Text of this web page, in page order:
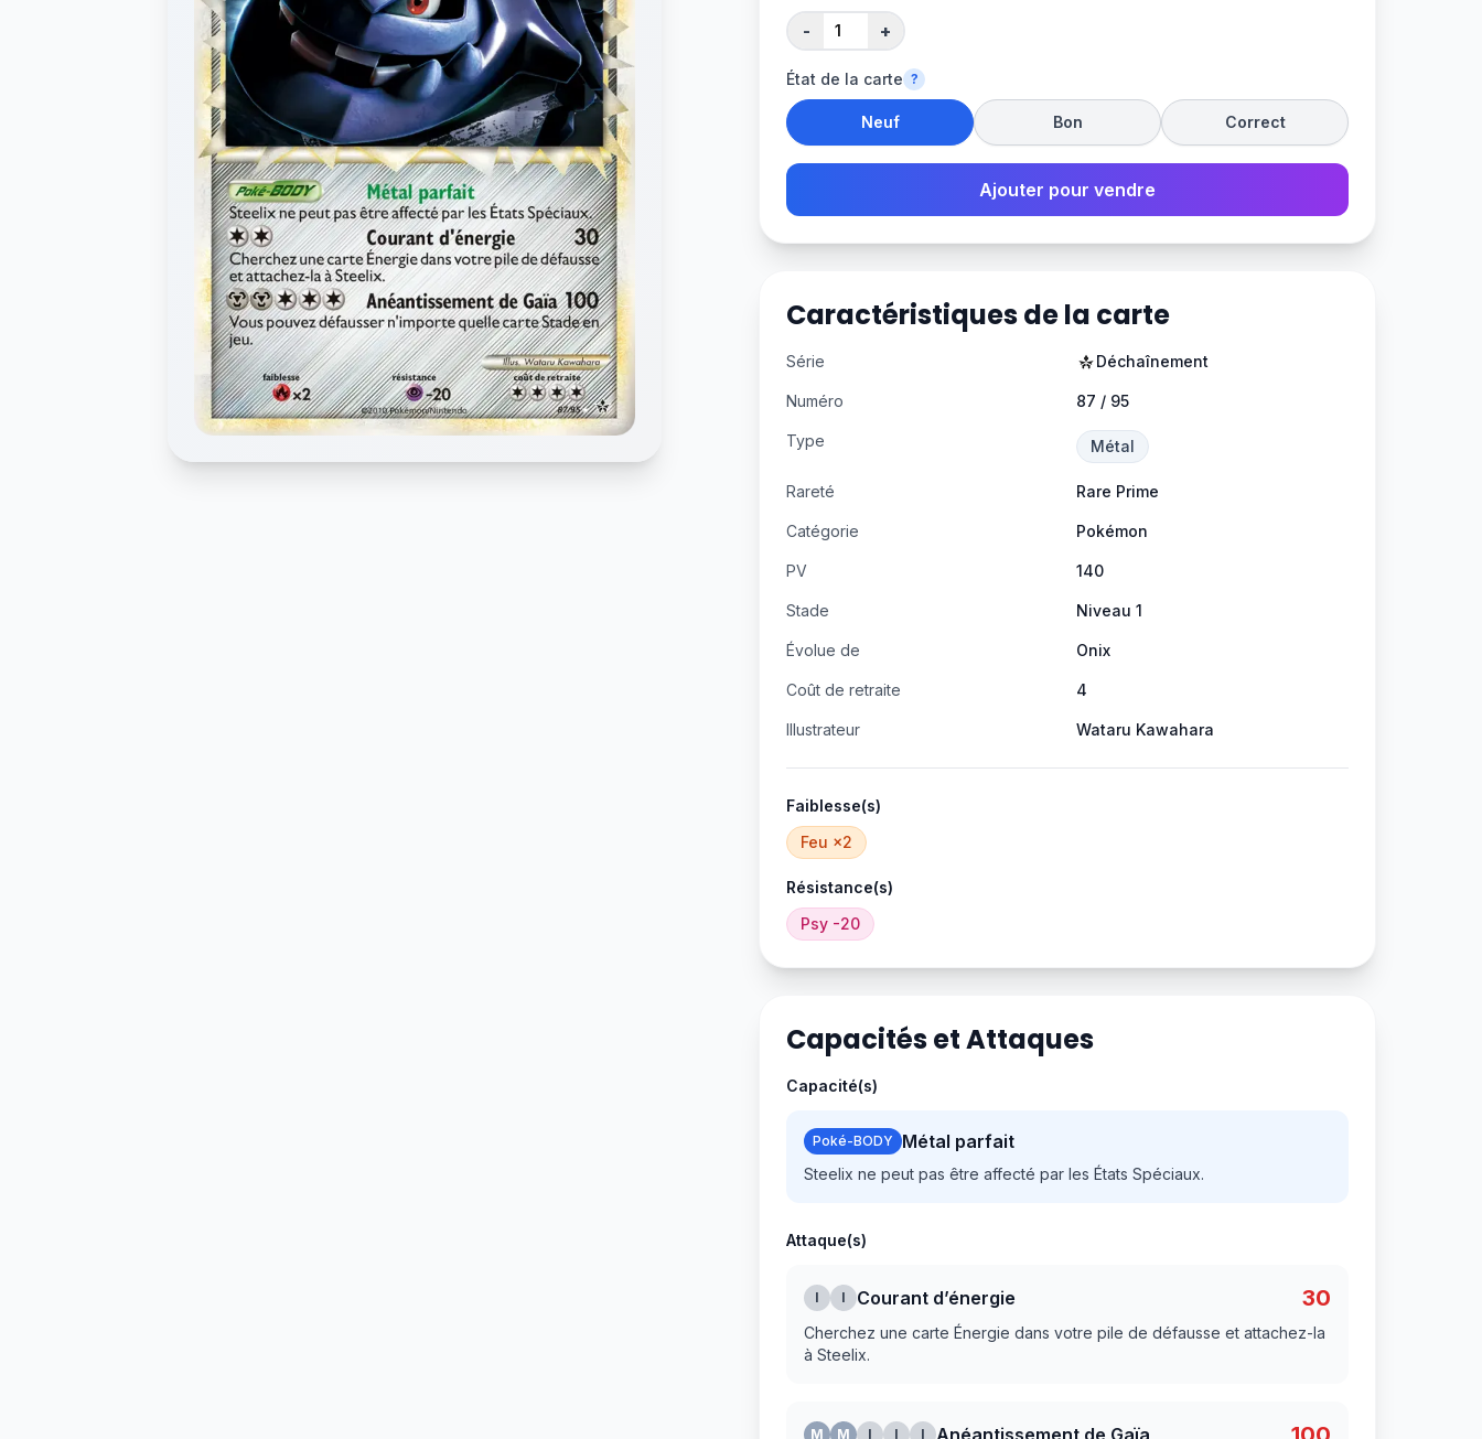
- +
État de la carte ?
Neuf Bon Correct
Ajouter pour vendre
Caractéristiques de la carte
Série Déchaînement
Numéro 87 / 95
Type Métal
Rareté Rare Prime
Catégorie Pokémon
PV 140
Stade Niveau 1
Évolue de Onix
Coût de retraite 4
Illustrateur Wataru Kawahara
Faiblesse(s)
Feu ×2
Résistance(s)
Psy -20
Capacités et Attaques
Capacité(s)
Poké-BODY Métal parfait
Steelix ne peut pas être affecté par les États Spéciaux.
Attaque(s)
I I Courant d’énergie 30
Cherchez une carte Énergie dans votre pile de défausse et attachez-la
à Steelix.
M M I I I Anéantissement de Gaïa